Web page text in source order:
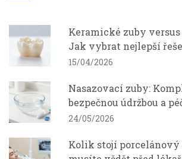
Keramické zuby
Jak vybrat nejlepší
úsměv?
15/04/2026
Nasazovací zuby:
bezpečnou údržbou a
24/05/2026
Kolik stojí porcelánový